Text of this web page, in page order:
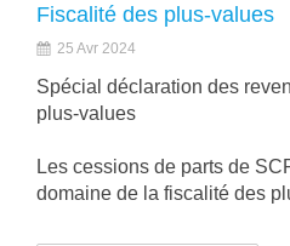
Fiscalité des plus-values
25 Avr 2024
Spécial déclaration des
plus-values
Les cessions de parts de
domaine de la fiscalité des